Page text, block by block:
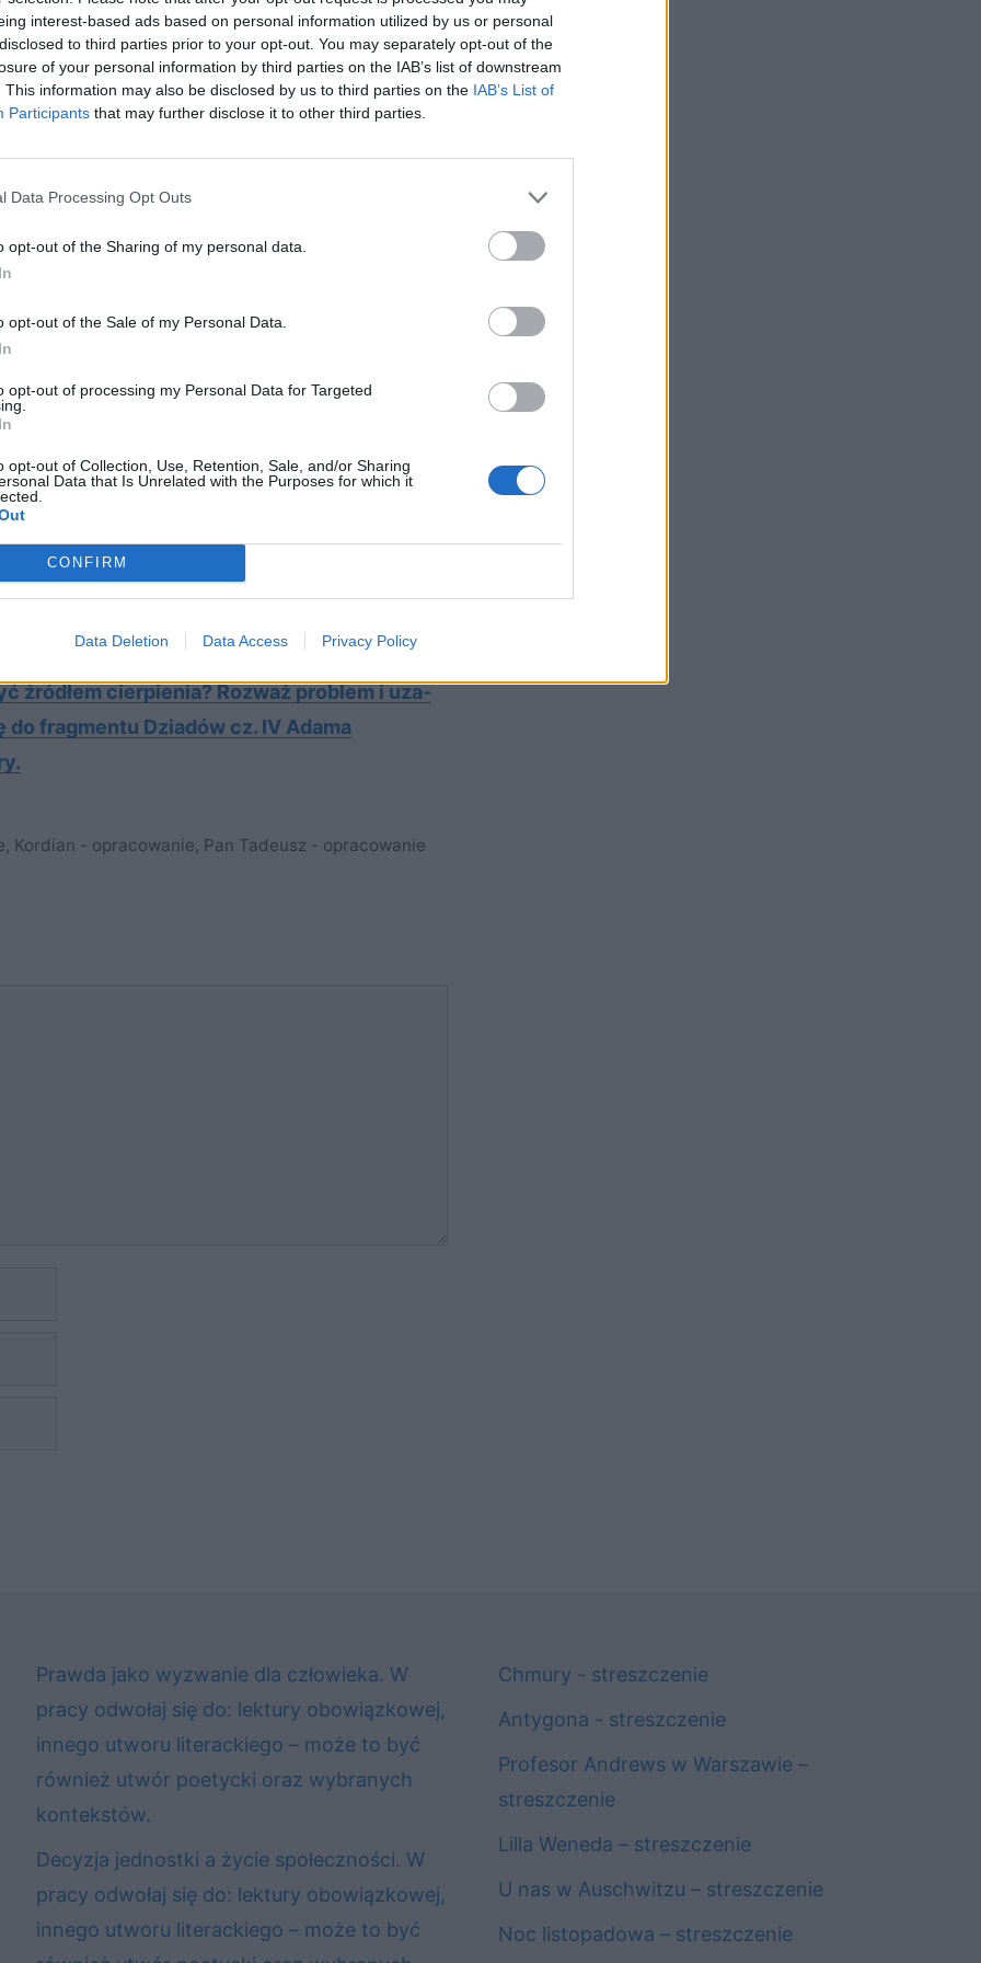
interest-based ads based on personal information utilized by us or personal
to third parties prior to your opt-out. You may separately opt-out of the
of your personal information by third parties on the IAB’s list of downstream
This information may also be disclosed by us to third parties on the IAB’s List of
Participants that may further disclose it to other third parties.
Data Processing Opt Outs
opt-out of the Sharing of my personal data.
opt-out of the Sale of my Personal Data.
opt-out of processing my Personal Data for Targeted
opt-out of Collection, Use, Retention, Sale, and/or Sharing
Data that Is Unrelated with the Purposes for which it
CONFIRM
Data Deletion Data Access Privacy Policy
przeżył samobójczą śmierć przyjaciela i
Towarzyszył mu jedynie sługa
rozmyślaniach, a potem w podróży, w której
ludzi oraz w ich bezinteresowne uczucia,
Samotnie bierze też na siebie wielką
– różni czy podobni
bohaterów romantycznych w twojej
Znaczenie postawy prometejskiej w
źró­dłem cier­pie­nia? Roz­waż pro­blem i uza­
frag­men­tu Dziadów cz. IV Adama
Kordian - opracowanie Pan Tadeusz - opracowanie
Prawda jako wyzwanie dla człowieka. W
pracy odwołaj się do: lektury obowiązkowej,
innego utworu literackiego – może to być
również utwór poetycki oraz wybranych
kontekstów.
Decyzja jednostki a życie społeczności. W
pracy odwołaj się do: lektury obowiązkowej,
innego utworu literackiego – może to być
Chmury - streszczenie
Antygona - streszczenie
Profesor Andrews w Warszawie –
streszczenie
Lilla Weneda – streszczenie
U nas w Auschwitzu – streszczenie
Noc listopadowa – streszczenie